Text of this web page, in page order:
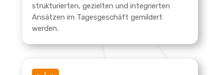
strukturierten, gezielten und integrierten
Ansätzen im Tagesgeschäft gemildert
werden.